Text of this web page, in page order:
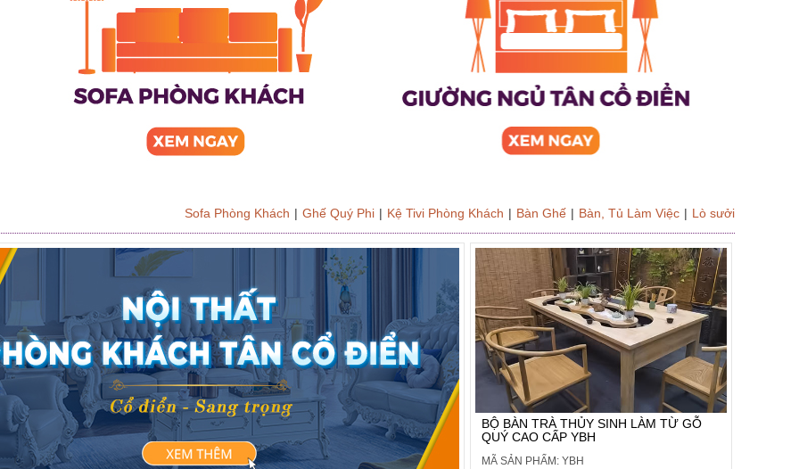
Sofa Phòng Khách | Ghế Quý Phi | Kệ Tivi Phòng Khách | Bàn Ghế | Bàn, Tủ Làm Việc | Lò sưởi
BỘ BÀN TRÀ THỦY SINH LÀM TỪ GỖ
QUÝ CAO CẤP YBH
MÃ SẢN PHẨM: YBH